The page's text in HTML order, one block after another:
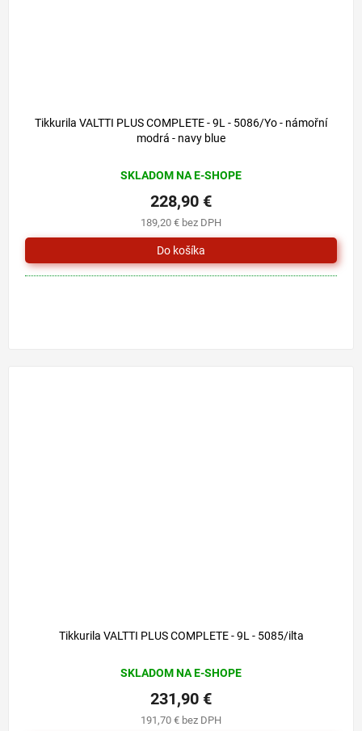
Tikkurila VALTTI PLUS COMPLETE - 9L - 5086/Yo - námořní
modrá - navy blue
SKLADOM NA E-SHOPE
189,20 € bez DPH
228,90 €
Tikkurila VALTTI PLUS COMPLETE - 9L - 5085/ilta
SKLADOM NA E-SHOPE
191,70 € bez DPH
231,90 €